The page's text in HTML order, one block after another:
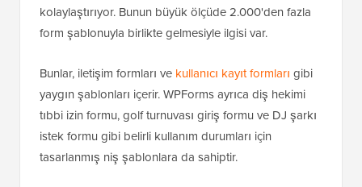
kolaylaştırıyor. Bunun büyük ölçüde 2.000'den fazla
form şablonuyla birlikte gelmesiyle ilgisi var.
Bunlar, iletişim formları ve kullanıcı kayıt formları gibi
yaygın şablonları içerir. WPForms ayrıca diş hekimi
tıbbi izin formu, golf turnuvası giriş formu ve DJ şarkı
istek formu gibi belirli kullanım durumları için
tasarlanmış niş şablonlara da sahiptir.